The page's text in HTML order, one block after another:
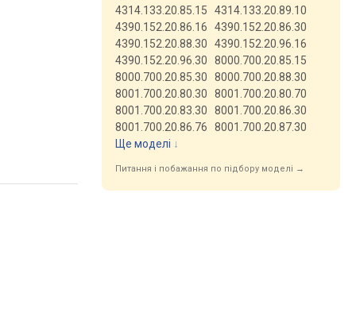
4314.133.20.85.15
4314.133.20.89.10
4390.152.20.86.16
4390.152.20.86.30
4390.152.20.88.30
4390.152.20.96.16
4390.152.20.96.30
8000.700.20.85.15
8000.700.20.85.30
8000.700.20.88.30
8001.700.20.80.30
8001.700.20.80.70
8001.700.20.83.30
8001.700.20.86.30
8001.700.20.86.76
8001.700.20.87.30
Ще моделі ↓
Питання і побажання по підбору моделі →